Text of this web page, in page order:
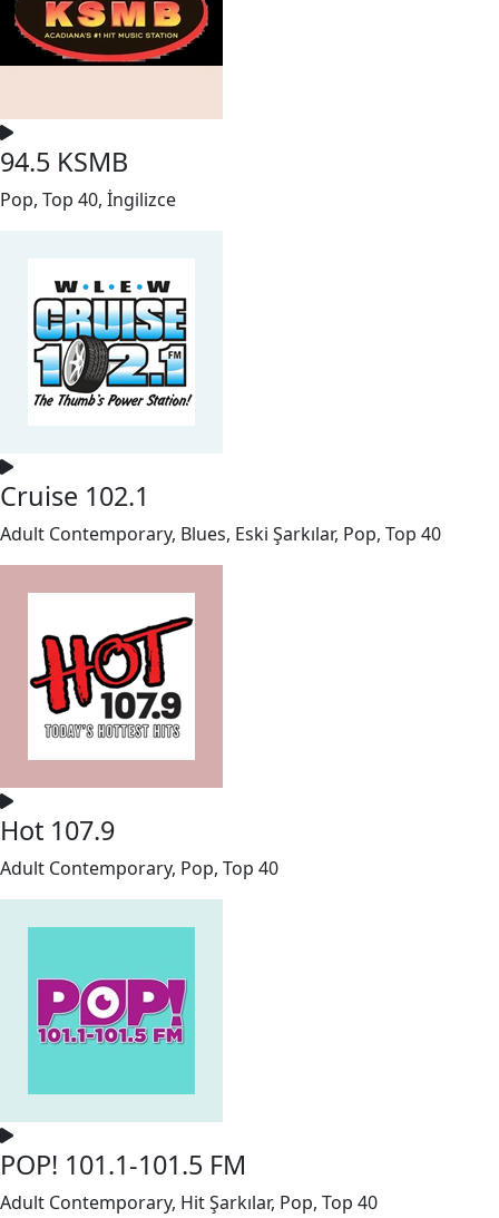
94.5 KSMB
Pop, Top 40, İngilizce
Cruise 102.1
Adult Contemporary, Blues, Eski Şarkılar, Pop, Top 40
Hot 107.9
Adult Contemporary, Pop, Top 40
POP! 101.1-101.5 FM
Adult Contemporary, Hit Şarkılar, Pop, Top 40